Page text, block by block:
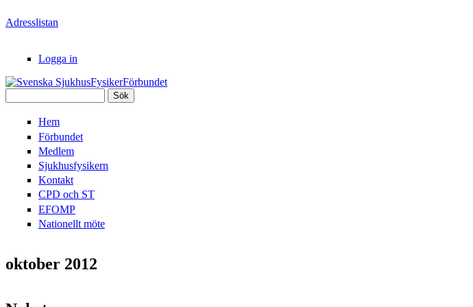
Adresslistan
Logga in
SjukhusFysikerFörbundet
Hem
Förbundet
Medlem
Sjukhusfysikern
Kontakt
CPD och ST
EFOMP
Nationellt möte
oktober 2012